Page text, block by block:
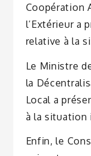
Coopération
l’Extérieur a
relative à la
Le Ministre
la
Local a
à la situation
Enfin, le